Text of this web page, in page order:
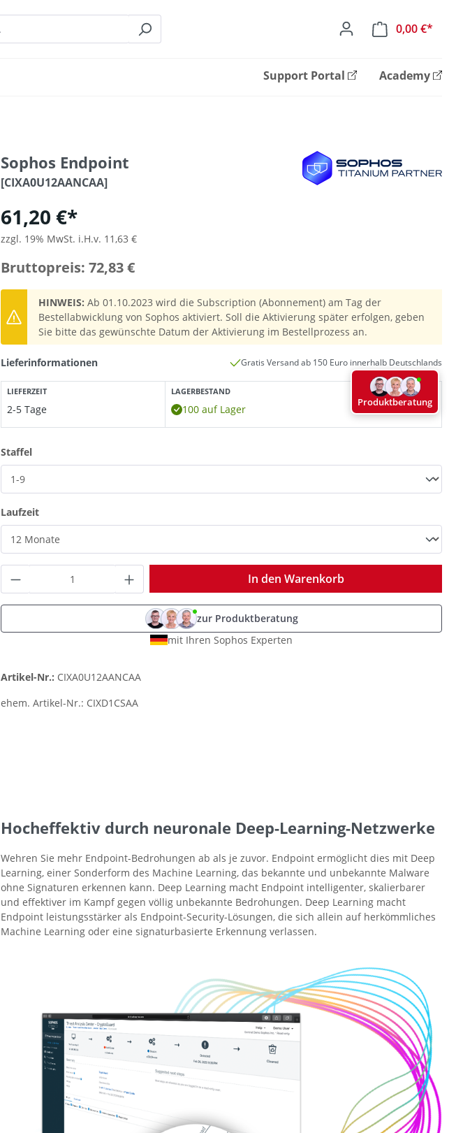
0,00 €*
Support Portal Academy
Sophos Endpoint
[CIXA0U12AANCAA]
61,20 €*
zzgl. 19% MwSt. i.H.v. 11,63 €
Bruttopreis: 72,83 €
HINWEIS: Ab 01.10.2023 wird die Subscription (Abonnement) am Tag der
Bestellabwicklung von Sophos aktiviert. Soll die Aktivierung später erfolgen, geben
Sie bitte das gewünschte Datum der Aktivierung im Bestellprozess an.
Lieferinformationen Gratis Versand ab 150 Euro innerhalb Deutschlands
LIEFERZEIT
2-5 Tage
LAGERBESTAND
100 auf Lager
Staffelauswählen
Laufzeitauswählen
Produkt Anzahl: Gib den gewünschten Wert ein oder
In den Warenkorb
zur Produktberatung
mit Ihren Sophos Experten
Artikel-Nr.: CIXA0U12AANCAA
ehem. Artikel-Nr.: CIXD1CSAA
Hocheffektiv durch neuronale Deep-Learning-Netzwerke
Wehren Sie mehr Endpoint-Bedrohungen ab als je zuvor. Endpoint ermöglicht dies mit Deep
Learning, einer Sonderform des Machine Learning, das bekannte und unbekannte Malware
ohne Signaturen erkennen kann. Deep Learning macht Endpoint intelligenter, skalierbarer
und effektiver im Kampf gegen völlig unbekannte Bedrohungen. Deep Learning macht
Endpoint leistungsstärker als Endpoint-Security-Lösungen, die sich allein auf herkömmliches
Machine Learning oder eine signaturbasierte Erkennung verlassen.
Produktberatung